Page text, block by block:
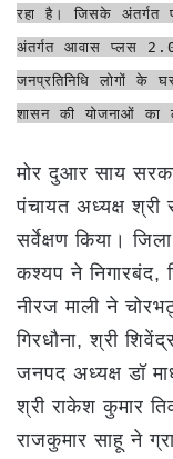
रहा है। जिसके अंतर्गत
अंतर्गत आवास प्लस 2.0
जनप्रतिनिधि लोगों के
शासन की योजनाओं का
मोर दुआर साय
पंचायत अध्यक्ष श्री
सर्वेक्षण किया।
कश्यप ने निगारबंद,
नीरज माली ने
गिरधौना, श्री
जनपद अध्यक्ष डॉ
श्री राकेश कुमार
राजकुमार साहू ने